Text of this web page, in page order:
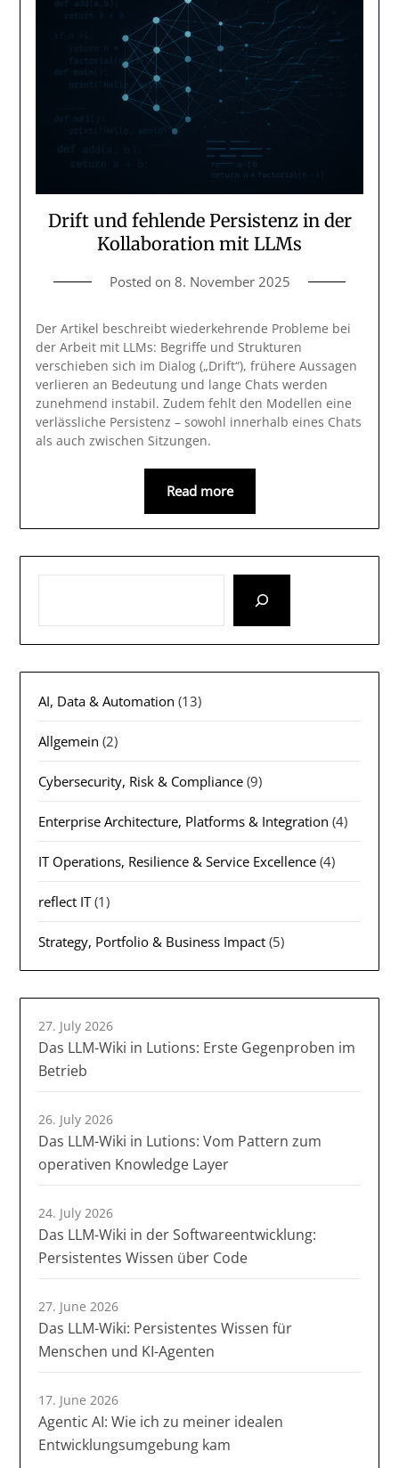
Drift und fehlende Persistenz in der
Kollaboration mit LLMs
Posted on 8. November 2025
Der Artikel beschreibt wiederkehrende Probleme bei
der Arbeit mit LLMs: Begriffe und Strukturen
verschieben sich im Dialog („Drift“), frühere Aussagen
verlieren an Bedeutung und lange Chats werden
zunehmend instabil. Zudem fehlt den Modellen eine
verlässliche Persistenz – sowohl innerhalb eines Chats
als auch zwischen Sitzungen.
Read more
AI, Data & Automation (13)
Allgemein (2)
Cybersecurity, Risk & Compliance (9)
Enterprise Architecture, Platforms & Integration (4)
IT Operations, Resilience & Service Excellence (4)
reflect IT(1)
Strategy, Portfolio & Business Impact (5)
27. July 2026
Das LLM-Wiki in Lutions: Erste Gegenproben im
Betrieb
26. July 2026
Das LLM-Wiki in Lutions: Vom Pattern zum
operativen Knowledge Layer
24. July 2026
Das LLM-Wiki in der Softwareentwicklung:
Persistentes Wissen über Code
27. June 2026
Das LLM-Wiki: Persistentes Wissen für
Menschen und KI-Agenten
17. June 2026
Agentic AI: Wie ich zu meiner idealen
Entwicklungsumgebung kam